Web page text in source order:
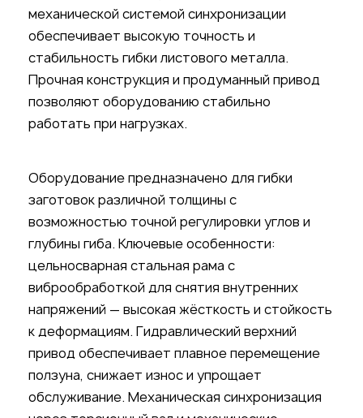
механической системой синхронизации
обеспечивает высокую точность и
стабильность гибки листового металла.
Прочная конструкция и продуманный привод
позволяют оборудованию стабильно
работать при нагрузках.
Оборудование предназначено для гибки
заготовок различной толщины с
возможностью точной регулировки углов и
глубины гиба. Ключевые особенности:
цельносварная стальная рама с
виброобработкой для снятия внутренних
напряжений — высокая жёсткость и стойкость
к деформациям. Гидравлический верхний
привод обеспечивает плавное перемещение
ползуна, снижает износ и упрощает
обслуживание. Механическая синхронизация